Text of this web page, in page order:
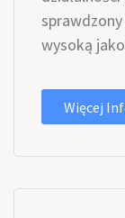
wysoką
Więcej